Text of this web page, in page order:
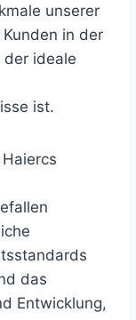
unserer
in der
der ideale
ist.
das
Entwicklung,